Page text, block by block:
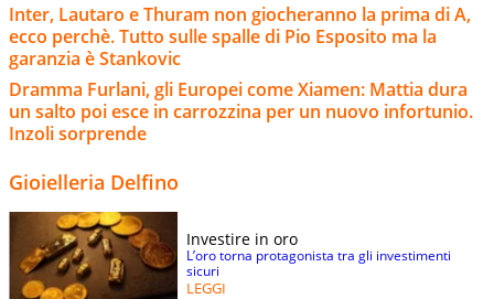
Inter, Lautaro e Thuram non giocheranno la prima di A,
ecco perchè. Tutto sulle spalle di Pio Esposito ma la
garanzia è Stankovic
Dramma Furlani, gli Europei come Xiamen: Mattia dura
un salto poi esce in carrozzina per un nuovo infortunio.
Inzoli sorprende
Gioielleria Delfino
Investire in oro
L’oro torna protagonista tra gli investimenti
sicuri
LEGGI